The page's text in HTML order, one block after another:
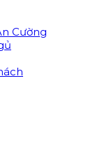
Cường